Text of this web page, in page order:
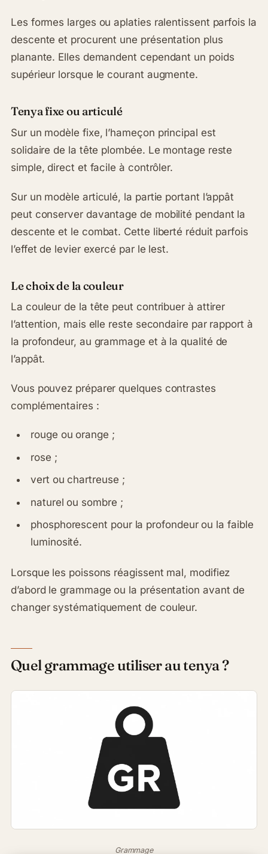
Les formes larges ou aplaties ralentissent parfois la
descente et procurent une présentation plus
planante. Elles demandent cependant un poids
supérieur lorsque le courant augmente.
Tenya fixe ou articulé
Sur un modèle fixe, l’hameçon principal est
solidaire de la tête plombée. Le montage reste
simple, direct et facile à contrôler.
Sur un modèle articulé, la partie portant l’appât
peut conserver davantage de mobilité pendant la
descente et le combat. Cette liberté réduit parfois
l’effet de levier exercé par le lest.
Le choix de la couleur
La couleur de la tête peut contribuer à attirer
l’attention, mais elle reste secondaire par rapport à
la profondeur, au grammage et à la qualité de
l’appât.
Vous pouvez préparer quelques contrastes
complémentaires :
rouge ou orange ;
rose ;
vert ou chartreuse ;
naturel ou sombre ;
phosphorescent pour la profondeur ou la faible
luminosité.
Lorsque les poissons réagissent mal, modifiez
d’abord le grammage ou la présentation avant de
changer systématiquement de couleur.
Quel grammage utiliser au tenya ?
Grammage